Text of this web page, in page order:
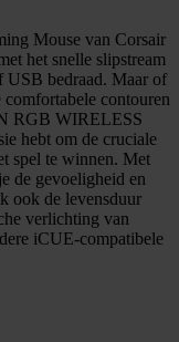
Mouse van Corsair
het snelle slipstream
USB bedraad. Maar of
contouren
RGB WIRELESS
hebt om de cruciale
spel te winnen. Met
de gevoeligheid en
ook de levensduur
verlichting van
iCUE-compatibele